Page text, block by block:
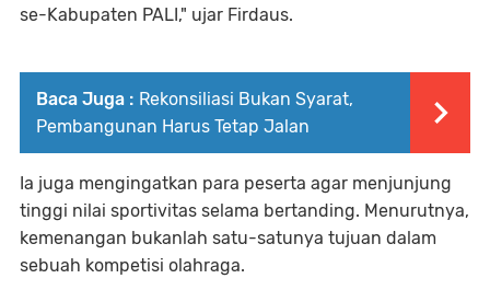
se-Kabupaten PALI," ujar Firdaus.
Baca Juga : Rekonsiliasi Bukan Syarat,
Pembangunan Harus Tetap Jalan
Ia juga mengingatkan para peserta agar menjunjung
tinggi nilai sportivitas selama bertanding. Menurutnya,
kemenangan bukanlah satu-satunya tujuan dalam
sebuah kompetisi olahraga.